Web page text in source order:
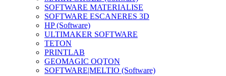
SOFTWARE MATERIALISE
SOFTWARE ESCANERES 3D
HP (Software)
ULTIMAKER SOFTWARE
TETON
PRINTLAB
GEOMAGIC OQTON
SOFTWARE|MELTIO (Software)